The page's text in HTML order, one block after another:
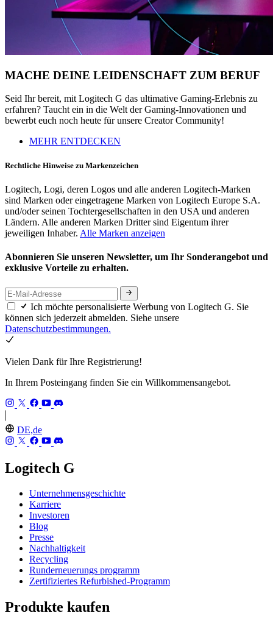
MACHE DEINE LEIDENSCHAFT ZUM BERUF
Seid Ihr bereit, mit Logitech G das ultimative Gaming-Erlebnis zu
erfahren? Taucht ein in die Welt der Gaming-Innovationen und
bewerbt euch noch heute für unsere Creator Community!
MEHR ENTDECKEN
Rechtliche Hinweise zu Markenzeichen
Logitech, Logi, deren Logos und alle anderen Logitech-Marken
sind Marken oder eingetragene Marken von Logitech Europe S.A.
und/oder seinen Tochtergesellschaften in den USA und anderen
Ländern. Alle anderen Marken Dritter sind Eigentum ihrer
jeweiligen Inhaber. Alle Marken anzeigen
Abonnieren Sie unseren Newsletter, um Ihr Sonderangebot und
exklusive Vorteile zu erhalten.
Ich möchte personalisierte Werbung von Logitech G. Sie
können sich jederzeit abmelden. Siehe unsere
Datenschutzbestimmungen.
Vielen Dank für Ihre Registrierung!
In Ihrem Posteingang finden Sie ein Willkommensangebot.
DE,de
Logitech G
Unternehmensgeschichte
Karriere
Investoren
Blog
Presse
Nachhaltigkeit
Recycling
Runderneuerungs programm
Zertifiziertes Refurbished-Programm
Produkte kaufen